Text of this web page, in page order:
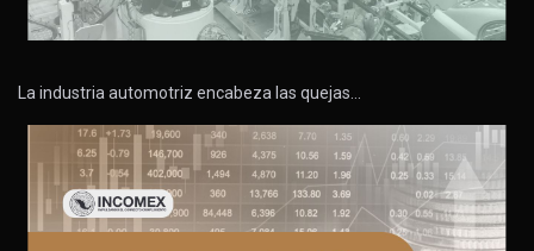
La industria automotriz encabeza las quejas…